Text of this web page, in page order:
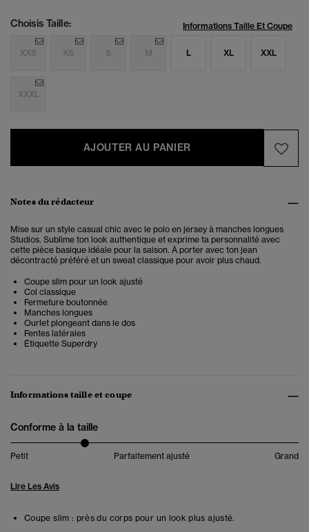
Choisis Taille: Informations Taille Et Coupe
XXS XS S M L XL XXL
XXXL
AJOUTER AU PANIER
Notes du rédacteur
Mise sur un style casual chic avec le polo en jersey à manches longues
Studios. Sublime ton look authentique et exprime ta personnalité avec
cette pièce basique idéale pour la saison. À porter avec ton jean
décontracté préféré et un sweat classique pour avoir plus chaud.
Coupe slim pour un look ajusté
Col classique
Fermeture boutonnée
Manches longues
Ourlet plongeant dans le dos
Fentes latérales
Étiquette Superdry
Informations taille et coupe
Conforme à la taille
Petit Parfaitement ajusté Grand
Lire Les Avis
Coupe slim : près du corps pour un look plus ajusté.